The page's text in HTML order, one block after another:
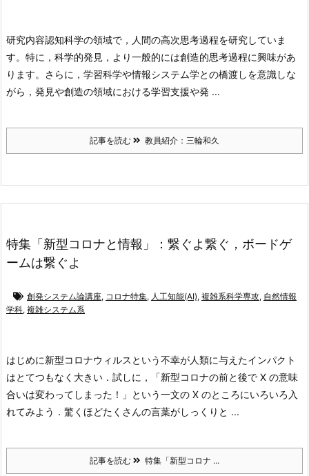
研究内容認知科学の領域で，人間の高次思考過程を研究していま
す。特に，科学的発見，より一般的には創造的思考過程に興味があ
ります。 さらに，学習科学や情報システム学との橋渡しを意識しな
がら，発見や創造の領域における学習支援や発 ...
記事を読む 教員紹介：三輪和久
特集「新型コロナと情報」：繋ぐよ繋ぐ，ボードゲ
ームは繋ぐよ
創発システム論講座, コロナ特集, 人工知能(AI), 複雑系科学専攻, 自然情報
学科, 複雑システム系
はじめに新型コロナウィルスという不幸が人類に与えたインパクト
はとてつもなく大きい．試しに，「新型コロナの前と後で X の意味
合いは変わってしまった！」という一文の X のところにいろいろ入
れてみよう．驚くほどたくさんの言葉がしっくりと ...
記事を読む 特集「新型コロナ ...